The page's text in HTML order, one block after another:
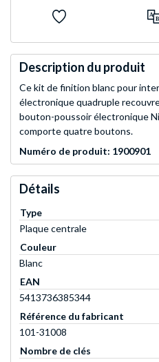
Description du produit
Ce kit de finition blanc pour
électronique quadruple
bouton-poussoir électronique
comporte quatre boutons.
Numéro de produit: 1900901
Détails
Type
Plaque centrale
Couleur
Blanc
EAN
5413736385344
Référence du fabricant
101-31008
Nombre de clés